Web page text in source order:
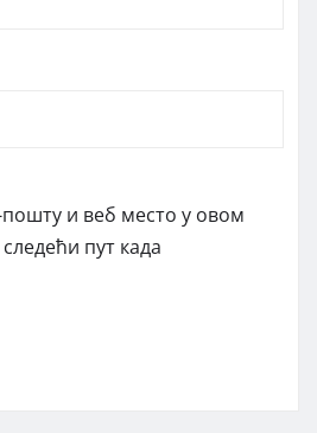
пошту и веб место у овом
пут када